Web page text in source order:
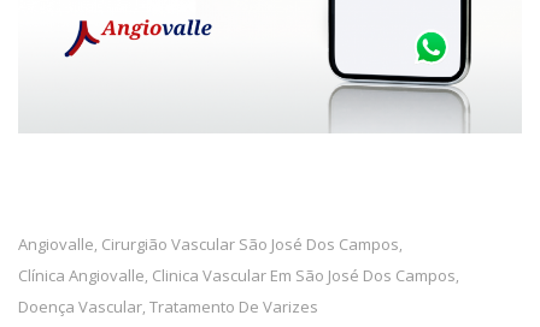
Angiovalle, Cirurgião Vascular São José Dos Campos,
Clínica Angiovalle, Clinica Vascular Em São José Dos Campos,
Doença Vascular, Tratamento De Varizes